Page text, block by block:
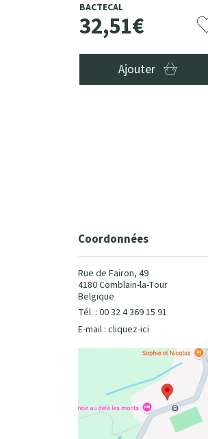
BACTECAL
32,51€
Ajouter
Coordonnées
Rue de Fairon, 49
4180 Comblain-la-Tour
Belgique
Tél. : 00 32 4 369 15 91
E-mail : cliquez-ici